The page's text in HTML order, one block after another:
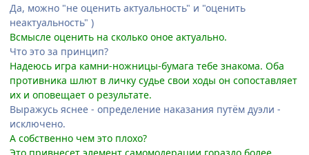
Да, можно "не оценить актуальность" и "оценить
неактуальность" )
Всмысле оценить на сколько оное актуально.
Что это за принцип?
Надеюсь игра камни-ножницы-бумага тебе знакома. Оба
противника шлют в личку судье свои ходы он сопоставляет
их и оповещает о результате.
Выражусь яснее - определение наказания путём дуэли -
исключено.
А собственно чем это плохо?
Это привнесет элемент самомодерации гораздо более